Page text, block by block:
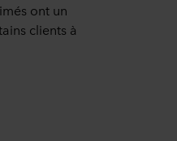
ont un
clients à